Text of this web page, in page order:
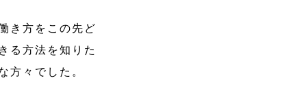
き方をこの先ど
る方法を知りた
方々でした。